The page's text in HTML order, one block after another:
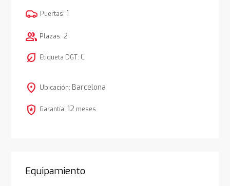
Puertas: 1
group Plazas: 2
nest_eco_leaf Etiqueta DGT: C
location_on Ubicación: Barcelona
local_police Garantía: 12 meses
Equipamiento